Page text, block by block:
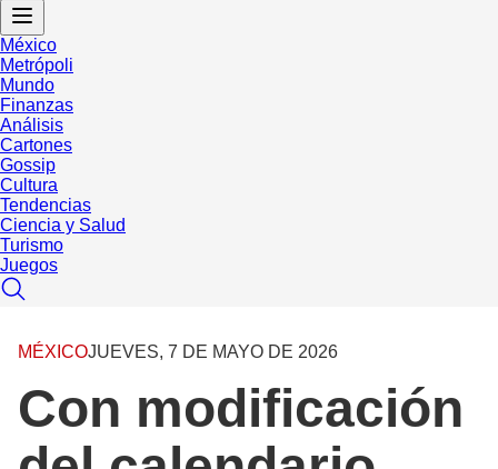
México
Metrópoli
Mundo
Finanzas
Análisis
Cartones
Gossip
Cultura
Tendencias
Ciencia y Salud
Turismo
Juegos
MÉXICOJUEVES, 7 DE MAYO DE 2026
Con modificación